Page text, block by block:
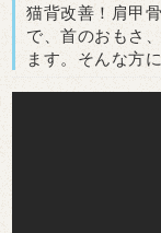
猫背改善！肩甲
で、首のおもさ
ます。そんな方